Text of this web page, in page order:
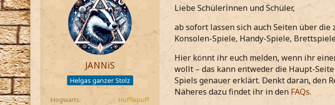
JANNiS
Helgas ganzer Stolz
Hogwarts
Hufflepuff
Liebe Schülerinnen und Schüler,
ab sofort lassen sich auch Seiten über
Konsolen-Spiele, Handy-Spiele,
Hier könnt ihr euch melden, wenn ihr
wollt – das kann entweder die Haupt-
Spiels genauer erklärt. Denkt daran, den
Näheres dazu findet ihr in den FAQs.